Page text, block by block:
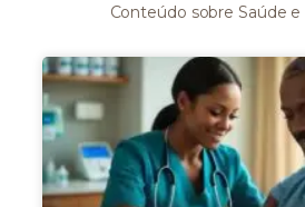
Conteúdo sobre Saúde